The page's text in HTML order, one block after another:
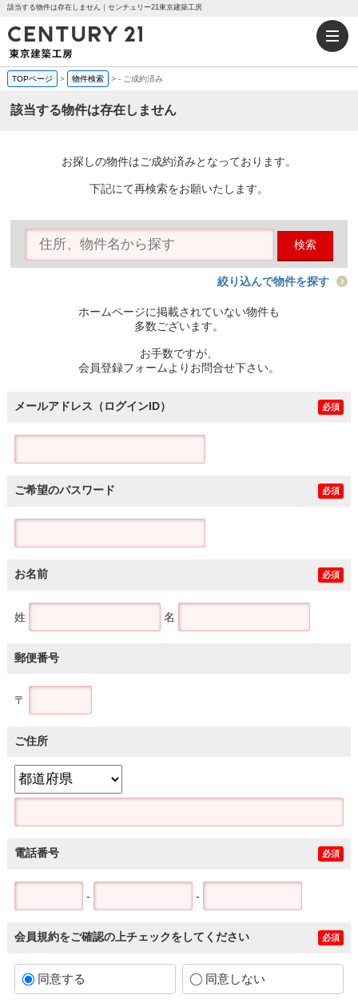
該当する物件は存在しません｜センチュリー21東京建築工房
TOPページ > 物件検索 >- ご成約済み
該当する物件は存在しません
お探しの物件はご成約済みとなっております。
下記にて再検索をお願いたします。
検索
絞り込んで物件を探す
ホームページに掲載されていない物件も
多数ございます。
お手数ですが、
会員登録フォームよりお問合せ下さい。
メールアドレス（ログインID） 必須
ご希望のパスワード 必須
お名前 必須
姓 名
郵便番号
〒
ご住所
電話番号 必須
- -
会員規約をご確認の上チェックをしてください 必須
同意する 同意しない